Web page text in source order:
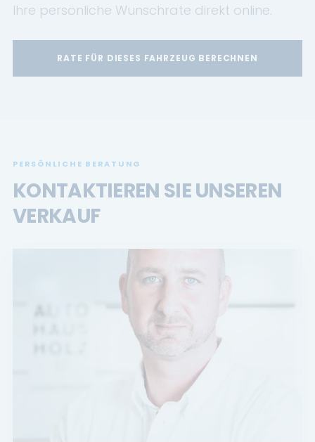
Ihre persönliche Wunschrate direkt online.
RATE FÜR DIESES FAHRZEUG BERECHNEN
PERSÖNLICHE BERATUNG
KONTAKTIEREN SIE UNSEREN
VERKAUF